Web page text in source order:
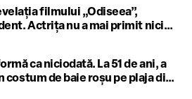
filmului „Odiseea”,
Actrița nu a mai primit niciun
ani”
ca niciodată. La 51 de ani, a
de baie roșu pe plaja din